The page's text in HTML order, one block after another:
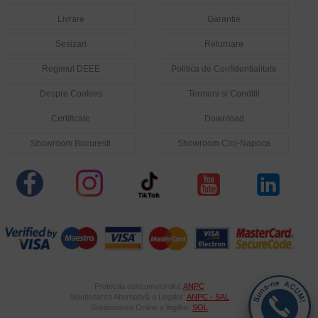
Livrare Garantie
Sesizari Returnare
Regimul DEEE Politica de Confidentialitate
Despre Cookies Termeni si Conditii
Certificate Download
Showroom Bucuresti Showroom Cluj-Napoca
Protecția consumatorului: ANPC
Soluționarea Alternativă a Litigiilor: ANPC - SAL
Soluționarea Online a litigiilor: SOL